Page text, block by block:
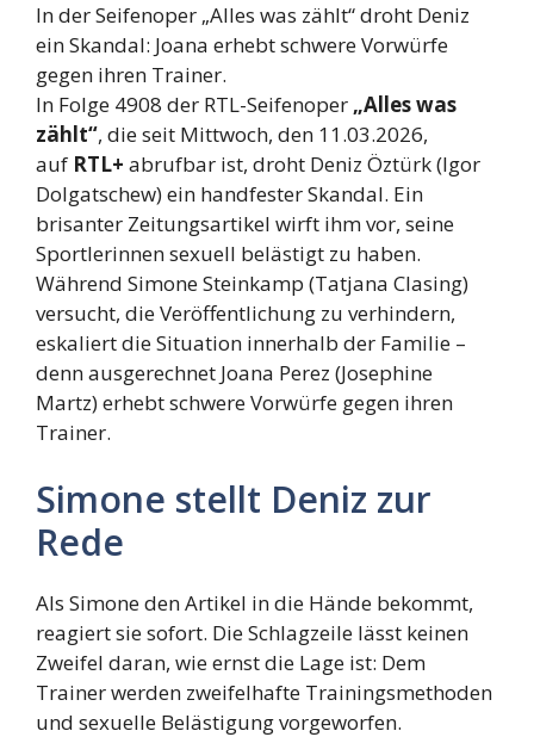
In der Seifenoper „Alles was zählt“ droht Deniz
ein Skandal: Joana erhebt schwere Vorwürfe
gegen ihren Trainer.
In Folge 4908 der RTL-Seifenoper „Alles was
zählt“, die seit Mittwoch, den 11.03.2026,
auf RTL+ abrufbar ist, droht Deniz Öztürk (Igor
Dolgatschew) ein handfester Skandal. Ein
brisanter Zeitungsartikel wirft ihm vor, seine
Sportlerinnen sexuell belästigt zu haben.
Während Simone Steinkamp (Tatjana Clasing)
versucht, die Veröffentlichung zu verhindern,
eskaliert die Situation innerhalb der Familie –
denn ausgerechnet Joana Perez (Josephine
Martz) erhebt schwere Vorwürfe gegen ihren
Trainer.
Simone stellt Deniz zur
Rede
Als Simone den Artikel in die Hände bekommt,
reagiert sie sofort. Die Schlagzeile lässt keinen
Zweifel daran, wie ernst die Lage ist: Dem
Trainer werden zweifelhafte Trainingsmethoden
und sexuelle Belästigung vorgeworfen.